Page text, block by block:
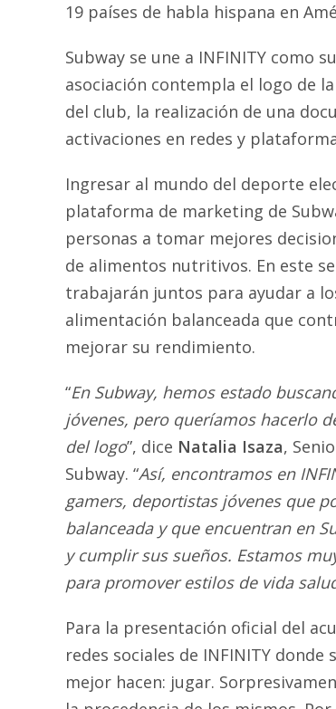
19 países de habla hispana en
Subway se une a INFINITY como
asociación contempla el logo de
del club, la realización de una
activaciones en redes y
Ingresar al mundo del deporte
plataforma de marketing de
personas a tomar mejores
de alimentos nutritivos. En este
trabajarán juntos para ayudar a
alimentación balanceada que
mejorar su rendimiento.
“En Subway, hemos estado
jóvenes, pero queríamos hacerlo
del logo”, dice Natalia Isaza,
Subway. “Así, encontramos en
gamers, deportistas jóvenes que
balanceada y que encuentran en
y cumplir sus sueños. Estamos
para promover estilos de vida
Para la presentación oficial del
redes sociales de INFINITY
mejor hacen: jugar.